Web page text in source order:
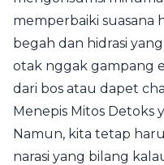
memperbaiki suasana
begah dan hidrasi
otak nggak gampang
dari bos atau dapet
Menepis Mitos Detoks
Namun, kita tetap
narasi yang bilang